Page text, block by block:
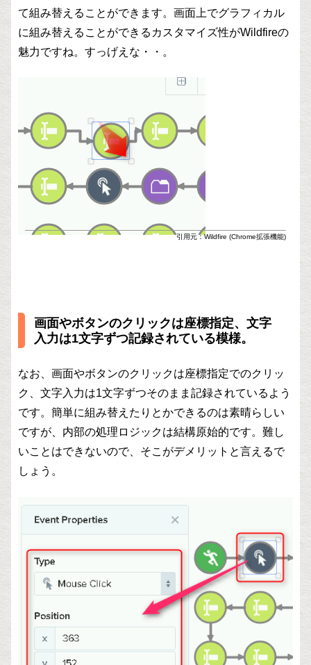
て組み替えることができます。画面上でグラフィカル
に組み替えることができるカスタマイズ性がWildfireの
魅力ですね。すっげえな・・。
引用元：Wildfire (Chrome拡張機能)
画面やボタンのクリックは座標指定、文字
入力は1文字ずつ記録されている模様。
なお、画面やボタンのクリックは座標指定でのクリッ
ク、文字入力は1文字ずつそのまま記録されているよう
です。簡単に組み替えたりとかできるのは素晴らしい
ですが、内部の処理ロジックは結構原始的です。難し
いことはできないので、そこがデメリットと言えるで
しょう。